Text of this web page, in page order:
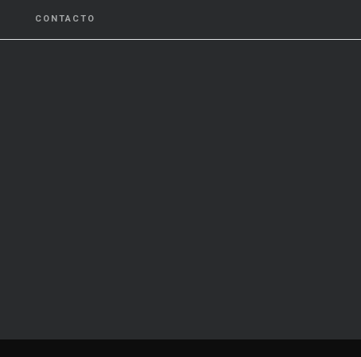
CONTACTO